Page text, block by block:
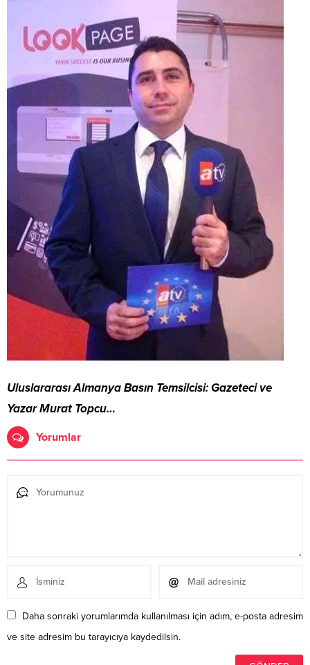
Uluslararası Almanya Basın Temsilcisi: Gazeteci ve
Yazar Murat Topcu…
Yorumlar
Daha sonraki yorumlarımda kullanılması için adım, e-posta adresim
ve site adresim bu tarayıcıya kaydedilsin.